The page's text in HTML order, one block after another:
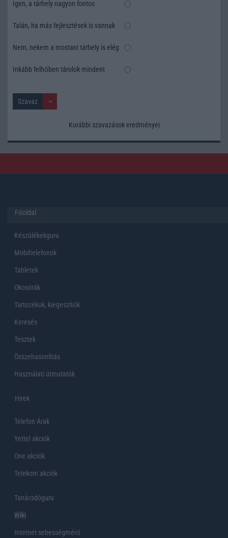
Igen, a tárhely nagyon fontos
Talán, ha más fejlesztések is vannak
Nem, nekem a mostani tárhely is elég
Inkább felhőben tárolok mindent
Korábbi szavazások eredményei
Főoldal
Készülékekguru
Mobiltelefonok
Tabletek
Okosórák
Tartozékok, kiegeszítők
Keresés
Tesztek
Összehasonlítás
Használati útmutatók
Hirek
Telefon Árak
Yettel akciók
One akciók
Telekom akciók
Tanácsdóguru
Wiki
Internet sebességmérő